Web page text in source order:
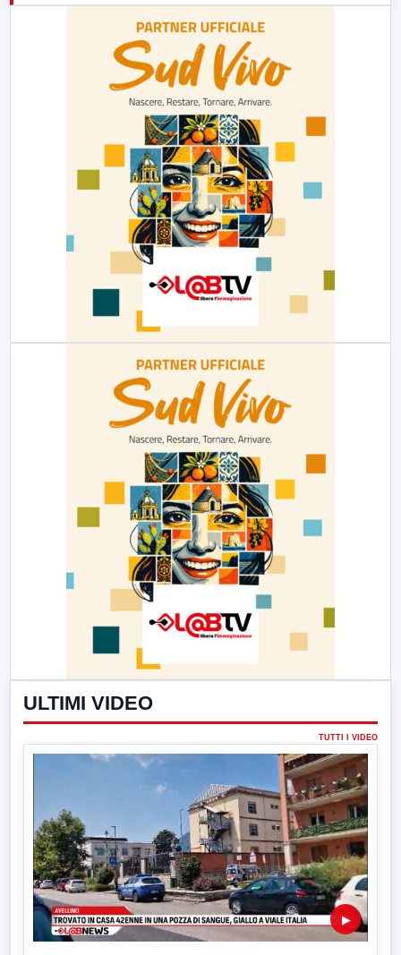
ULTIMI VIDEO
TUTTI I VIDEO
▶